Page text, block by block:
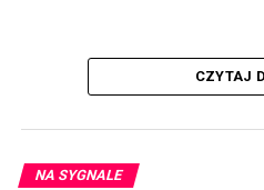
CZYTAJ
NA SYGNALE